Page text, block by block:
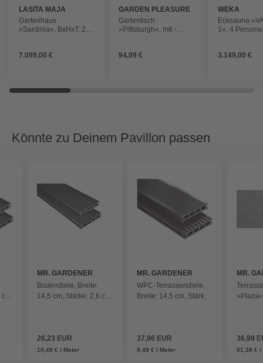
LASITA MAJA
Gartenhaus
»Sardinia«, BxHxT: 250
Dachüberstand),
7.099,00 €
GARDEN PLEASURE
Gartentisch
»Pittsburgh«, mit -
94,99 €
WEKA
Ecksauna
1«, 4
3.149,00 €
Könnte zu Deinem Pavillon passen
MR. GARDENER
Bodendiele, Breite:
14,5 cm, Stärke: 2,6 cm,
26,23 EUR
10,49 € / Meter
MR. GARDENER
WPC-Terrassendiele,
Breite: 14,5 cm, Stärke:
37,96 EUR
9,49 € / Meter
MR.
36,99
51,38 € /